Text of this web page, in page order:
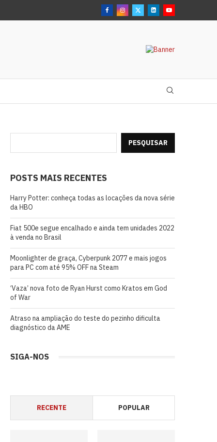
PESQUISAR
POSTS MAIS RECENTES
Harry Potter: conheça todas as locações da nova série
da HBO
Fiat 500e segue encalhado e ainda tem unidades 2022
à venda no Brasil
Moonlighter de graça, Cyberpunk 2077 e mais jogos
para PC com até 95% OFF na Steam
‘Vaza’ nova foto de Ryan Hurst como Kratos em God
of War
Atraso na ampliação do teste do pezinho dificulta
diagnóstico da AME
SIGA-NOS
RECENTE POPULAR